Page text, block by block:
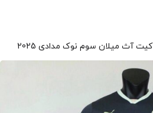
کیت آث میلان سوم نوک مدادی 2025